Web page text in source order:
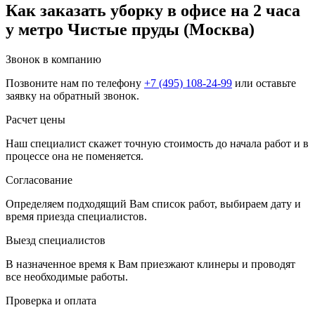
Как заказать уборку в офисе на 2 часа
у метро Чистые пруды (Москва)
Звонок в компанию
Позвоните нам по телефону +7 (495) 108-24-99 или оставьте
заявку на обратный звонок.
Расчет цены
Наш специалист скажет точную стоимость до начала работ и в
процессе она не поменяется.
Согласование
Определяем подходящий Вам список работ, выбираем дату и
время приезда специалистов.
Выезд специалистов
В назначенное время к Вам приезжают клинеры и проводят
все необходимые работы.
Проверка и оплата